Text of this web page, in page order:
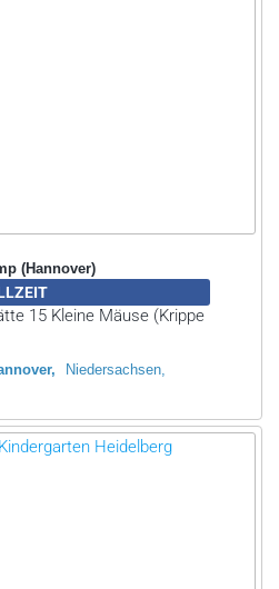
(Hannover)
15 Kleine Mäuse (Krippe
Niedersachsen,